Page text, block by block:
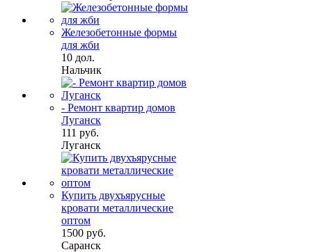
Железобетонные формы
для жби
10 дол.
Нальчик
- Ремонт квартир домов
Луганск
111 руб.
Луганск
Купить двухъярусные
кровати металлические
оптом
1500 руб.
Саранск